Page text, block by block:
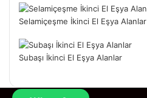
Selamiçeşme İkinci El Eşya Alanlar
Subaşı İkinci El Eşya Alanlar